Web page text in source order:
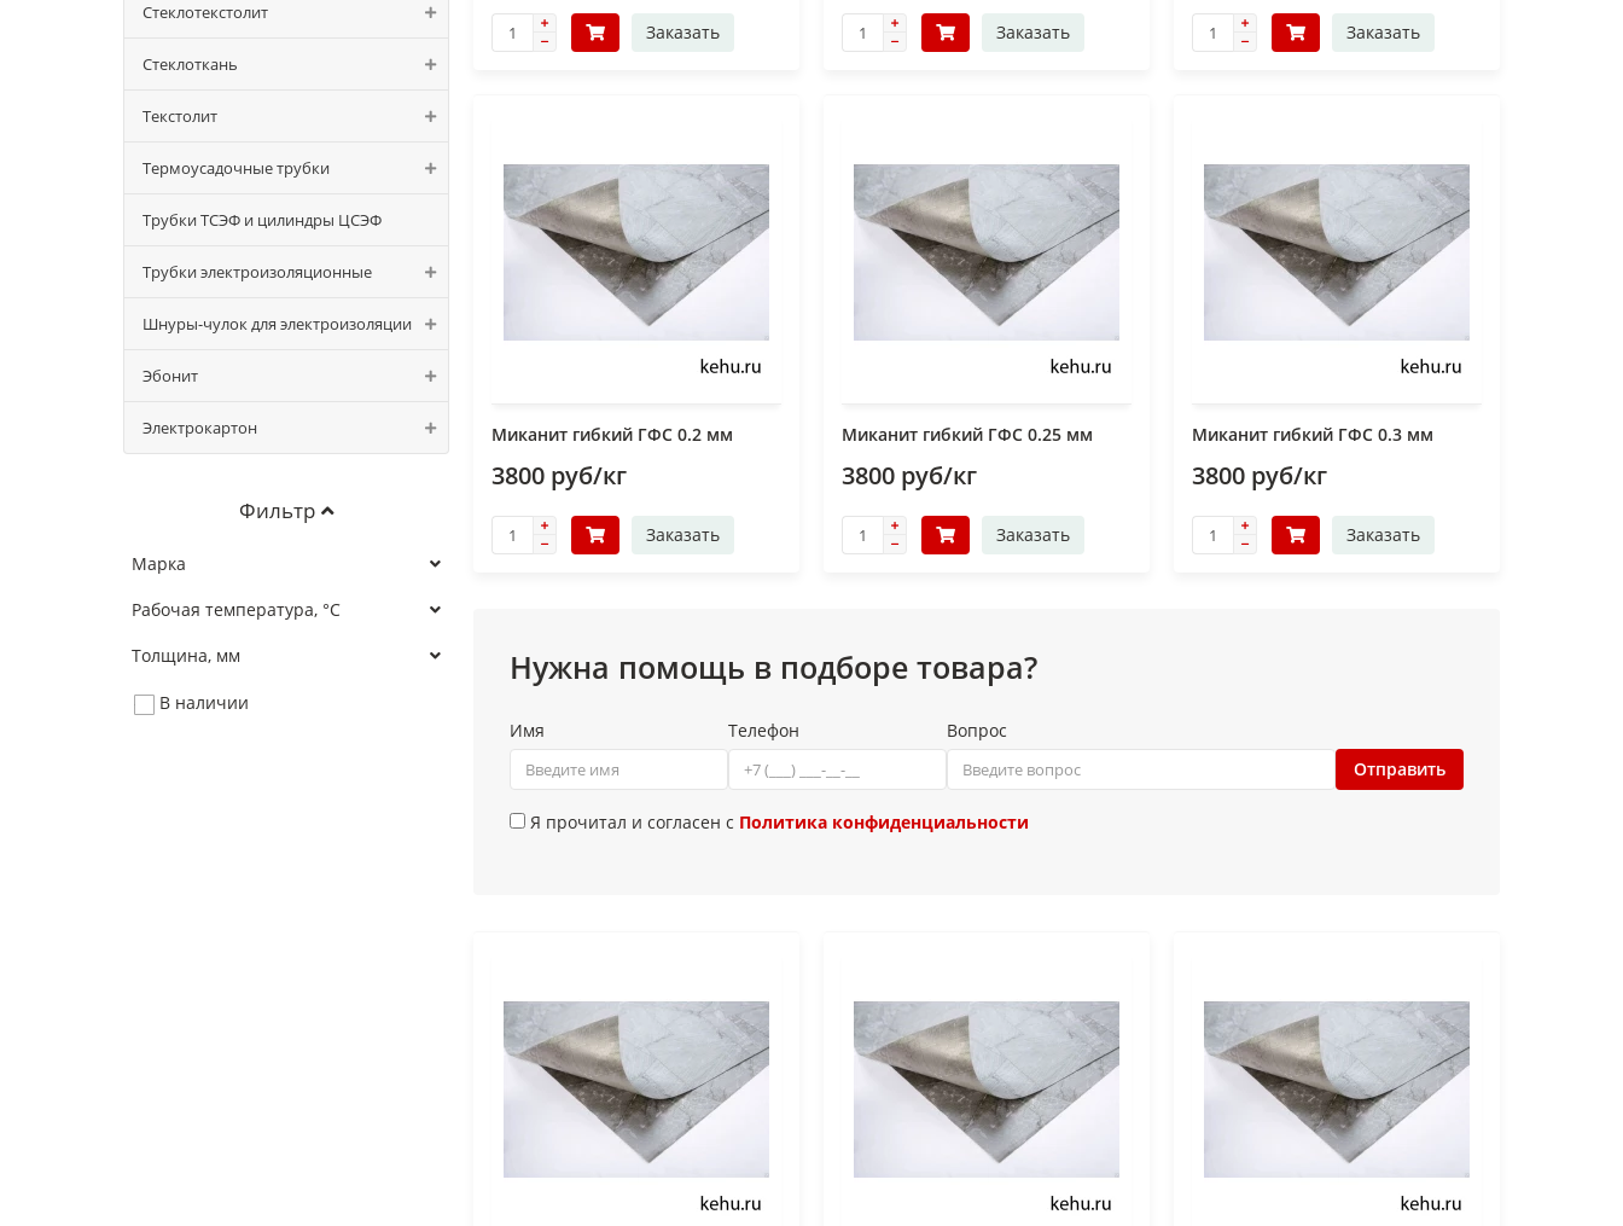
Стеклотекстолит
Стеклоткань
Текстолит
Термоусадочные трубки
Трубки ТСЭФ и цилиндры ЦСЭФ
Трубки электроизоляционные
Шнуры-чулок для электроизоляции
Эбонит
Электрокартон
Фильтр
Марка
Рабочая температура, °С
Толщина, мм
В наличии
Заказать Заказать Заказать
Миканит гибкий ГФС 0.2 мм
3800 руб/кг
Заказать
Миканит гибкий ГФС 0.25 мм
3800 руб/кг
Заказать
Миканит гибкий ГФС 0.3 мм
3800 руб/кг
Заказать
Нужна помощь в подборе товара?
Имя Телефон
Вопрос
Отправить
Я прочитал и согласен с Политика конфиденциальности